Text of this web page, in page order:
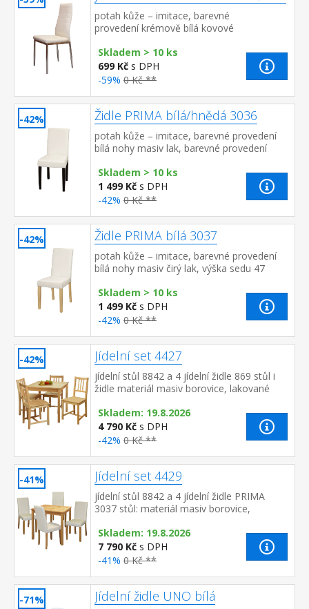
potah kůže – imitace, barevné
provedení krémově bílá kovové
Skladem > 10 ks
699 Kč s DPH
-59% 0 Kč **
-42% Židle PRIMA bílá/hnědá 3036
potah kůže – imitace, barevné provedení
bílá nohy masiv lak, barevné provedení
doporučená nosnost do 120 kg
Skladem > 10 ks
1 499 Kč s DPH
-42% 0 Kč **
-42% Židle PRIMA bílá 3037
potah kůže – imitace, barevné provedení
bílá nohy masiv čirý lak, výška sedu 47
Skladem > 10 ks
1 499 Kč s DPH
-42% 0 Kč **
-42% Jídelní set 4427
jídelní stůl 8842 a 4 jídelní židle 869 stůl i
židle materiál masiv borovice, lakované
stolu (š/h/v)...
Skladem: 19.8.2026
4 790 Kč s DPH
-42% 0 Kč **
-41% Jídelní set 4429
jídelní stůl 8842 a 4 jídelní židle PRIMA
3037 stůl: materiál masiv borovice,
masiv, barevné provede...
Skladem: 19.8.2026
7 790 Kč s DPH
-41% 0 Kč **
-71% Jídelní židle UNO bílá